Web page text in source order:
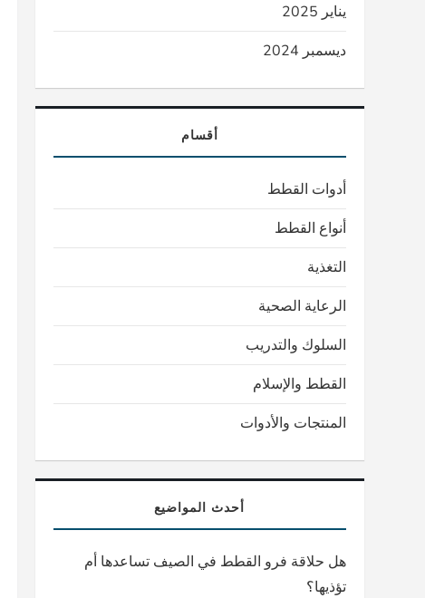
يناير 2025
ديسمبر 2024
أقسام
أدوات القطط
أنواع القطط
التغذية
الرعاية الصحية
السلوك والتدريب
القطط والإسلام
المنتجات والأدوات
أحدث المواضيع
هل حلاقة فرو القطط في الصيف تساعدها أم
تؤذيها؟